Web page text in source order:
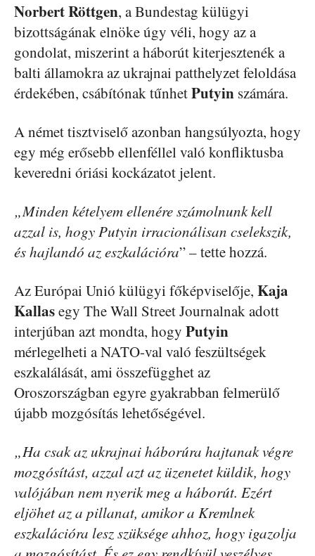
NorbertRöttgen, a Bundestag külügyi
bizottságának elnöke úgy véli, hogy az a
gondolat, miszerint a háborút kiterjesztenék a
balti államokra az ukrajnai patthelyzet feloldása
érdekében, csábítónak tűnhetPutyin számára.
A német tisztviselő azonban hangsúlyozta, hogy
egy még erősebb ellenféllel való konfliktusba
keveredni óriási kockázatot jelent.
„Minden kételyem ellenére számolnunk kell
azzal is, hogy Putyin irracionálisan cselekszik,
és hajlandó az eszkalációra” – tette hozzá.
Az Európai Unió külügyi főképviselője, Kaja
Kallasegy The Wall Street Journalnak adott
interjúban azt mondta, hogy Putyin
mérlegelheti a NATO-val való feszültségek
eszkalálását, ami összefügghet az
Oroszországban egyre gyakrabban felmerülő
újabb mozgósítás lehetőségével.
„Ha csak az ukrajnai háborúra hajtanak végre
mozgósítást, azzal azt az üzenetet küldik, hogy
valójában nem nyerik meg a háborút. Ezért
eljöhet az a pillanat, amikor a Kremlnek
eszkalációra lesz szüksége ahhoz, hogy igazolja